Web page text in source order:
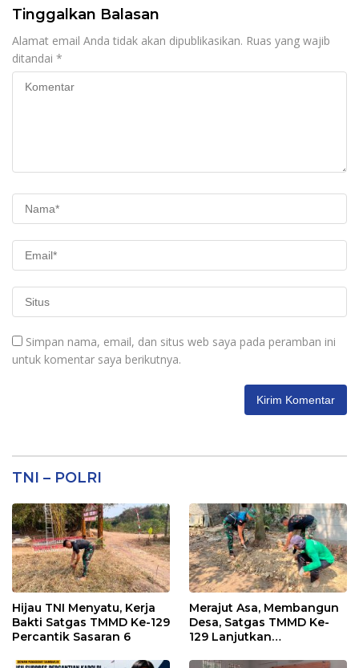
Tinggalkan Balasan
Alamat email Anda tidak akan dipublikasikan. Ruas yang wajib
ditandai *
Simpan nama, email, dan situs web saya pada peramban ini
untuk komentar saya berikutnya.
TNI – POLRI
Hijau TNI Menyatu, Kerja
Bakti Satgas TMMD Ke-129
Percantik Sasaran 6
Merajut Asa, Membangun
Desa, Satgas TMMD Ke-
129 Lanjutkan